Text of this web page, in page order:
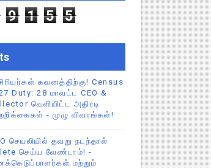
9 1 5 5
கவனத்திற்கு! Census
Duty: 28 மாவட்ட CEO &
வெளியிட்ட அதிரடி
- முழு விவரங்கள்!
செயலியில் தவறு நடந்தால்
செய்ய வேண்டாம்! -
மற்றும்